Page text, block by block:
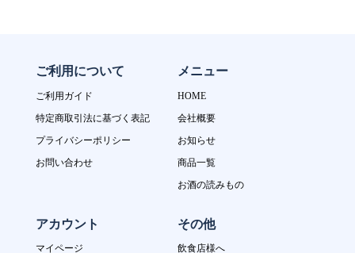
ご利用について
ご利用ガイド
特定商取引法に基づく表記
プライバシーポリシー
お問い合わせ
メニュー
HOME
会社概要
お知らせ
商品一覧
お酒の読みもの
アカウント
マイページ
その他
飲食店様へ